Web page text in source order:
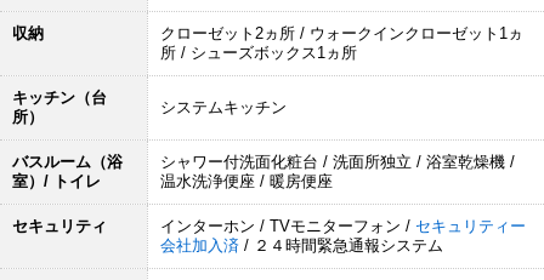
収納
クローゼット2ヵ所 / ウォークインクローゼット1ヵ
所 / シューズボックス1ヵ所
キッチン（台
所）
システムキッチン
バスルーム（浴
室）/ トイレ
シャワー付洗面化粧台 / 洗面所独立 / 浴室乾燥機 /
温水洗浄便座 / 暖房便座
セキュリティ インターホン / TVモニターフォン / セキュリティー
会社加入済 / ２４時間緊急通報システム